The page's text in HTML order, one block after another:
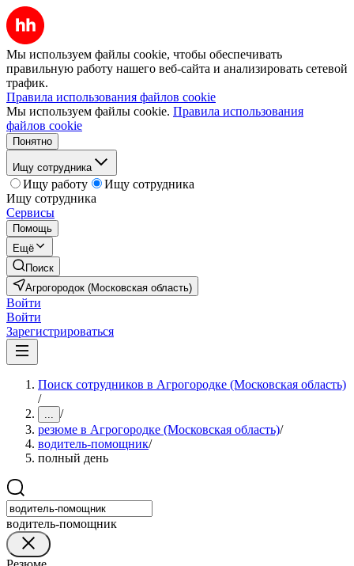
Мы используем файлы cookie, чтобы обеспечивать
правильную работу нашего веб-сайта и анализировать сетевой
трафик.
Правила использования файлов cookie
Мы используем файлы cookie. Правила использования
файлов cookie
Понятно
Ищу сотрудника
Ищу работу
Ищу сотрудника
Ищу сотрудника
Сервисы
Помощь
Ещё
Поиск
Агрогородок (Московская область)
Войти
Войти
Зарегистрироваться
Поиск сотрудников в Агрогородке (Московская область)
/
... /
резюме в Агрогородке (Московская область)/
водитель-помощник/
полный день
водитель-помощник